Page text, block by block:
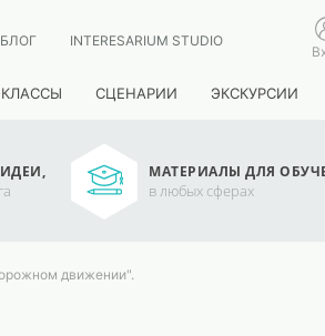
БЛОГ INTERESARIUM STUDIO
СЦЕНАРИИ ЭКСКУРСИИ
МАТЕРИАЛЫ ДЛЯ
в любых сферах
движении".